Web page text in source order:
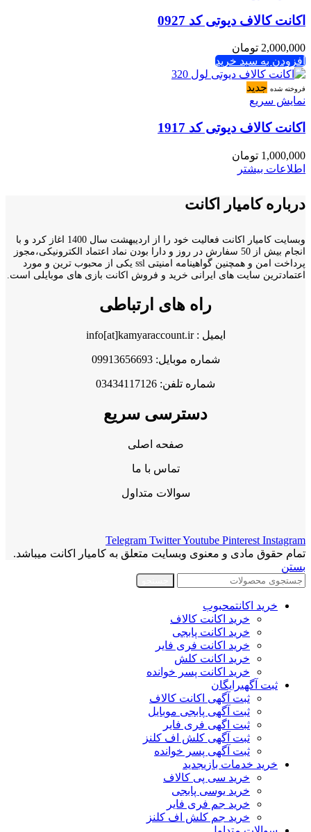
اکانت کالاف دیوتی کد 0927
2,000,000 تومان
افزودن به سبد خرید
فروخته شده جدید
نمایش سریع
اکانت کالاف دیوتی کد 1917
1,000,000 تومان
اطلاعات بیشتر
درباره کامیار اکانت
وبسایت کامیار اکانت فعالیت خود را از اردیبهشت سال 1400 اغاز کرد و با
انجام بیش از 50 سفارش در روز و دارا بودن نماد اعتماد الکترونیکی،مجوز
پرداخت امن و همچنین گواهینامه امنیتی ssl یکی از محبوب ترین و مورد
اعتمادترین سایت های ایرانی خرید و فروش اکانت بازی های موبایلی است.
راه های ارتباطی
ایمیل : info[at]kamyaraccount.ir
شماره موبایل: 09913656693
شماره تلفن: 03434117126
دسترسی سریع
صفحه اصلی
تماس با ما
سوالات متداول
Telegram TwitterYoutube Pinterest Instagram
تمام حقوق مادی و معنوی وبسایت متعلق به کامیار اکانت میباشد.
بستن
خرید اکانتمحبوب
خرید اکانت کالاف
خرید اکانت پابجی
خرید اکانت فری فایر
خرید اکانت کلش
خرید اکانت پسر خوانده
ثبت آگهیرایگان
ثبت آگهی اکانت کالاف
ثبت آگهی پابجی موبایل
ثبت اگهی فری فایر
ثبت آگهی کلش اف کلنز
ثبت آگهی پسر خوانده
خرید خدمات بازیجدید
خرید سی پی کالاف
خرید یوسی پابجی
خرید جم فری فایر
خرید جم کلش اف کلنز